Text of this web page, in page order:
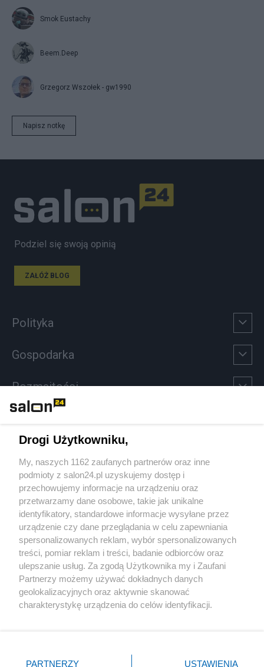
Smok Eustachy
Beem.Deep
Grzegorz Wszołek - gw1990
Napisz notkę
Podziel się swoją opinią
ZAŁÓŻ BLOG
Polityka
Gospodarka
Rozmaitości
Sport
Społeczeństwo
Kultura
X Facebook Instagram Youtube
Drogi Użytkowniku,
My, naszych 1162 zaufanych partnerów oraz inne
podmioty z salon24.pl uzyskujemy dostęp i
przechowujemy informacje na urządzeniu oraz
przetwarzamy dane osobowe, takie jak unikalne
identyfikatory, standardowe informacje wysyłane przez
urządzenie czy dane przeglądania w celu zapewniania
spersonalizowanych reklam, wybór spersonalizowanych
treści, pomiar reklam i treści, badanie odbiorców oraz
ulepszanie usług. Za zgodą Użytkownika my i Zaufani
Partnerzy możemy używać dokładnych danych
geolokalizacyjnych oraz aktywnie skanować
charakterystykę urządzenia do celów identyfikacji.
zmienić/wycofać klikając przycisk ustawień prywatności
PARTNERZY USTAWIENIA